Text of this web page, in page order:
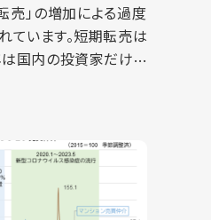
売」の増加による過度
います。短期転売は
国内の投資家だけで
るマンション購入が
の上昇、建築費の…